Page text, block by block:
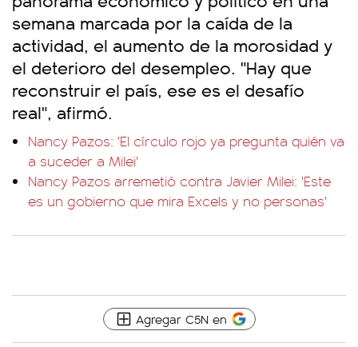
semana marcada por la caída de la
actividad, el aumento de la morosidad y
el deterioro del desempleo. "Hay que
reconstruir el país, ese es el desafío
real", afirmó.
Nancy Pazos: 'El círculo rojo ya pregunta quién va
a suceder a Milei'
Nancy Pazos arremetió contra Javier Milei: 'Este
es un gobierno que mira Excels y no personas'
Agregar C5N en